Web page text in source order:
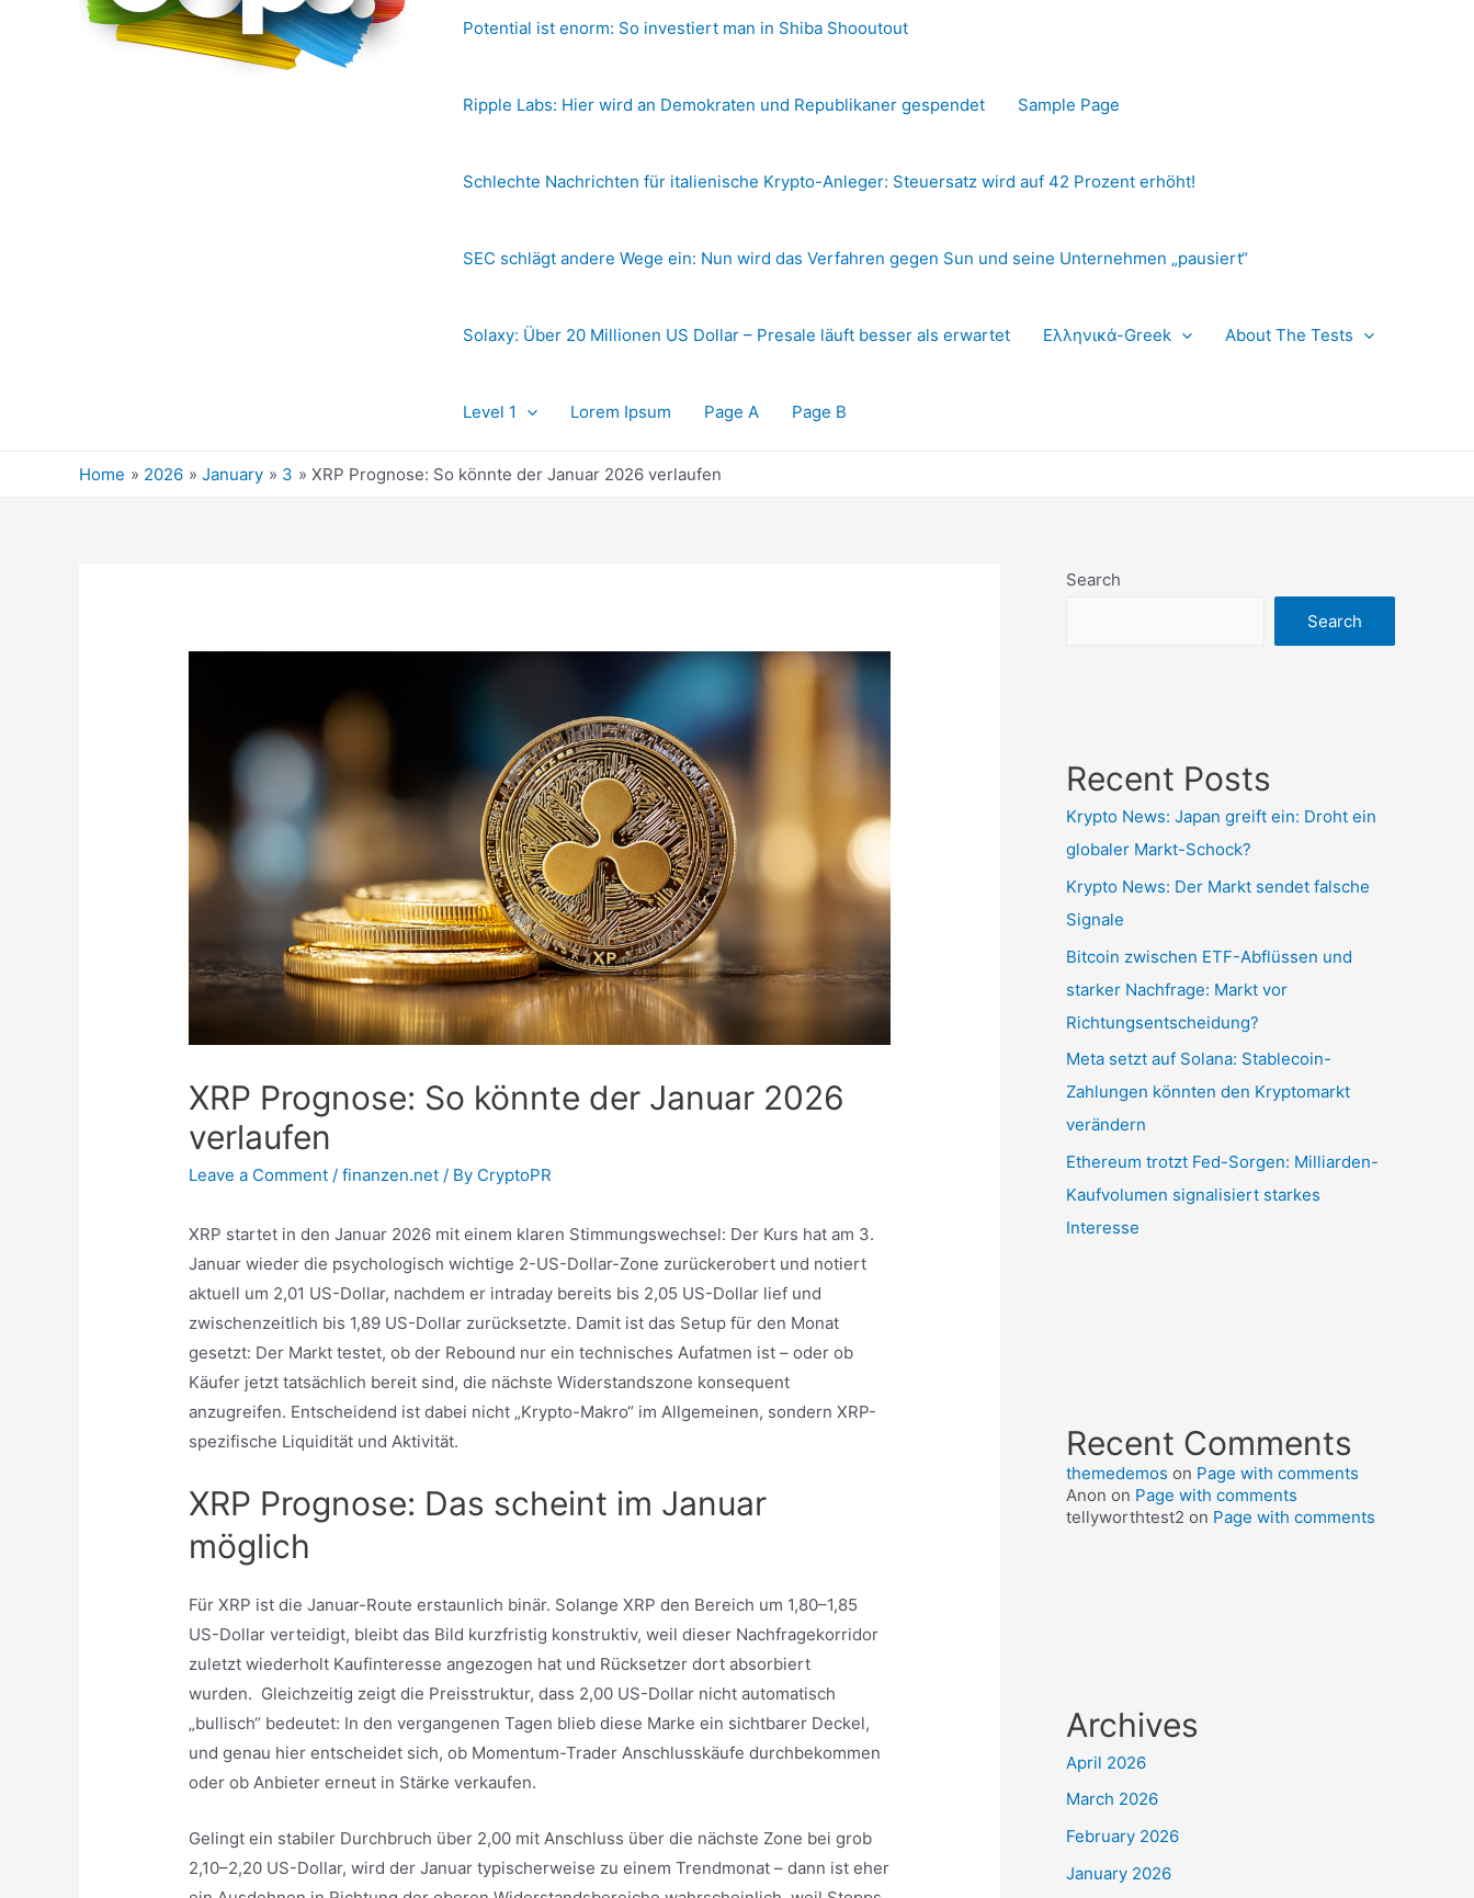
Potential ist enorm: So investiert man in Shiba Shooutout
Ripple Labs: Hier wird an Demokraten und Republikaner gespendet Sample Page
Schlechte Nachrichten für italienische Krypto-Anleger: Steuersatz wird auf 42 Prozent erhöht!
SEC schlägt andere Wege ein: Nun wird das Verfahren gegen Sun und seine Unternehmen „pausiert“
Solaxy: Über 20 Millionen US Dollar – Presale läuft besser als erwartet Ελληνικά-Greek About The Tests
Level 1 Lorem Ipsum Page A Page B
Home 2026 January 3 XRP Prognose: So könnte der Januar 2026 verlaufen
XRP Prognose: So könnte der Januar 2026
verlaufen
Leave a Comment /finanzen.net / By CryptoPR
XRP startet in den Januar 2026 mit einem klaren Stimmungswechsel: Der Kurs hat am 3.
Januar wieder die psychologisch wichtige 2-US-Dollar-Zone zurückerobert und notiert
aktuell um 2,01 US-Dollar, nachdem er intraday bereits bis 2,05 US-Dollar lief und
zwischenzeitlich bis 1,89 US-Dollar zurücksetzte. Damit ist das Setup für den Monat
gesetzt: Der Markt testet, ob der Rebound nur ein technisches Aufatmen ist – oder ob
Käufer jetzt tatsächlich bereit sind, die nächste Widerstandszone konsequent
anzugreifen. Entscheidend ist dabei nicht „Krypto-Makro“ im Allgemeinen, sondern XRP-
spezifische Liquidität und Aktivität.
XRP Prognose: Das scheint im Januar
möglich
Für XRP ist die Januar-Route erstaunlich binär. Solange XRP den Bereich um 1,80–1,85
US-Dollar verteidigt, bleibt das Bild kurzfristig konstruktiv, weil dieser Nachfragekorridor
zuletzt wiederholt Kaufinteresse angezogen hat und Rücksetzer dort absorbiert
wurden. Gleichzeitig zeigt die Preisstruktur, dass 2,00 US-Dollar nicht automatisch
„bullisch“ bedeutet: In den vergangenen Tagen blieb diese Marke ein sichtbarer Deckel,
und genau hier entscheidet sich, ob Momentum-Trader Anschlusskäufe durchbekommen
oder ob Anbieter erneut in Stärke verkaufen.
Gelingt ein stabiler Durchbruch über 2,00 mit Anschluss über die nächste Zone bei grob
2,10–2,20 US-Dollar, wird der Januar typischerweise zu einem Trendmonat – dann ist eher
Search
Search
Recent Posts
Krypto News: Japan greift ein: Droht ein
globaler Markt-Schock?
Krypto News: Der Markt sendet falsche
Signale
Bitcoin zwischen ETF-Abflüssen und
starker Nachfrage: Markt vor
Richtungsentscheidung?
Meta setzt auf Solana: Stablecoin-
Zahlungen könnten den Kryptomarkt
verändern
Ethereum trotzt Fed-Sorgen: Milliarden-
Kaufvolumen signalisiert starkes
Interesse
Recent Comments
themedemos on Page with comments
Anon on Page with comments
tellyworthtest2 on Page with comments
Archives
April 2026
March 2026
February 2026
January 2026